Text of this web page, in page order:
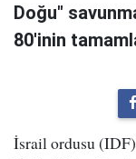
Doğu"
80'inin
İsrail ordusu